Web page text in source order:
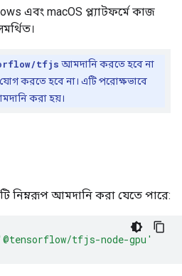
এবং macOS প্ল্যাটফর্মে কাজ
tfjs আমদানি করতে হবে না
করতে হবে না। এটি পরোক্ষভাবে
করা হয়।
নিম্নরূপ আমদানি করা যেতে পারে:
tfjs-node-gpu'